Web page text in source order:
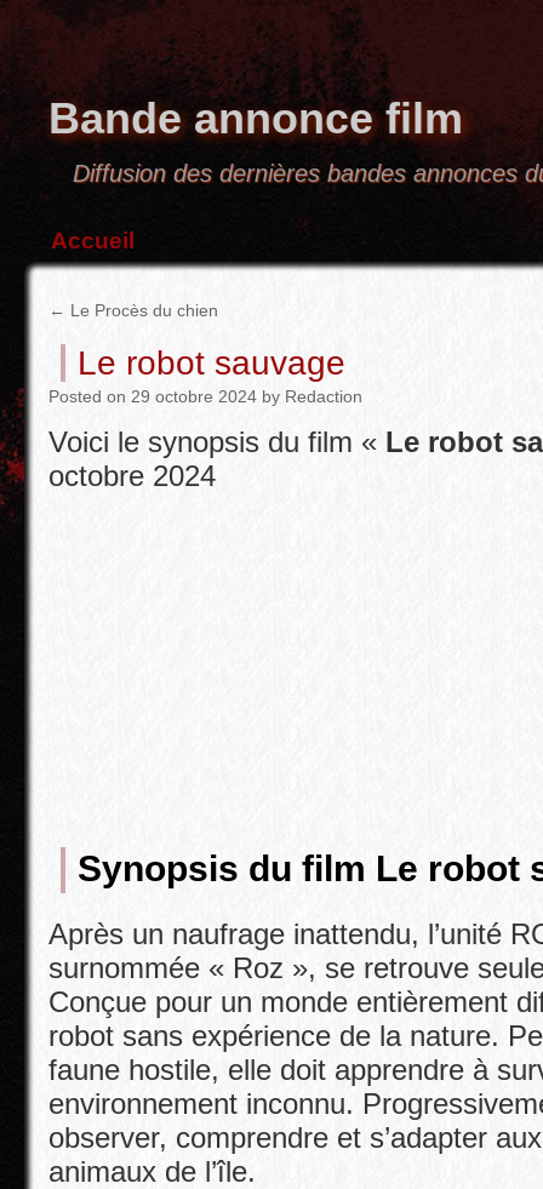
Bande annonce film
Diffusion des dernières bandes annonces
Accueil
← Le Procès du chien
Le robot sauvage
Posted on 29 octobre 2024 by Redaction
Voici le synopsis du film « Le robot
octobre 2024
Synopsis du film Le robot
Après un naufrage inattendu, l’unité
surnommée « Roz », se retrouve
Conçue pour un monde entièrement
robot sans expérience de la nature.
faune hostile, elle doit apprendre à
environnement inconnu.
observer, comprendre et s’adapter
animaux de l’île.